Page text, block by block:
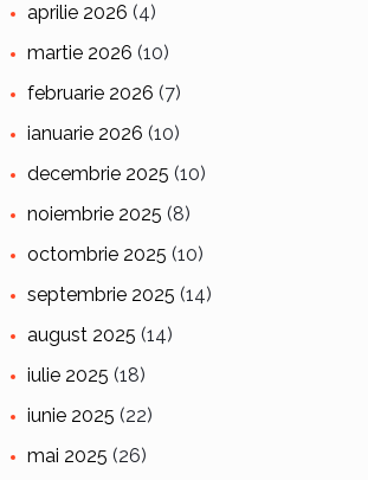
aprilie 2026 (4)
martie 2026 (10)
februarie 2026 (7)
ianuarie 2026 (10)
decembrie 2025 (10)
noiembrie 2025 (8)
octombrie 2025 (10)
septembrie 2025 (14)
august 2025 (14)
iulie 2025 (18)
iunie 2025 (22)
mai 2025 (26)